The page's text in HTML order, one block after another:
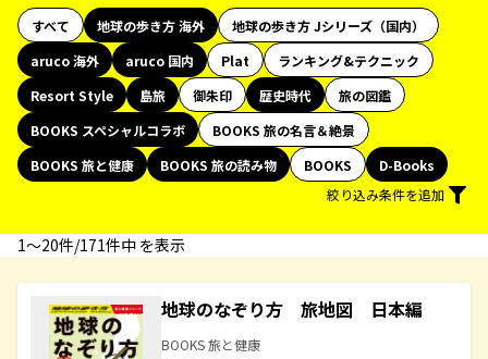
すべて 地球の歩き方 海外
地球の歩き方 Jシリーズ（国内）
aruco 海外
aruco 国内 Plat
ランキング&テクニック
Resort Style
島旅 御朱印 歴史時代
旅の図鑑
BOOKS スペシャルコラボ
BOOKS 旅の名言＆絶景
BOOKS 旅と健康
BOOKS 旅の読み物 BOOKS
D-Books
絞り込み条件を追加
1〜20件/171件中 を表示
地球のなぞり方 旅地図 日本編
BOOKS 旅と健康